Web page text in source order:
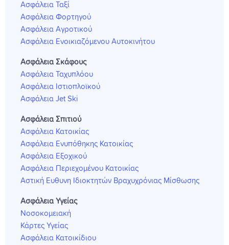
Ασφάλεια Ταξί
Ασφάλεια Φορτηγού
Ασφάλεια Αγροτικού
Ασφάλεια Ενοικιαζόμενου Αυτοκινήτου
Ασφάλεια Σκάφους
Ασφάλεια Ταχυπλόου
Ασφάλεια Ιστιοπλοϊκού
Ασφάλεια Jet Ski
Ασφάλεια Σπιτιού
Ασφάλεια Κατοικίας
Ασφάλεια Ενυπόθηκης Κατοικίας
Ασφάλεια Εξοχικού
Ασφάλεια Περιεχομένου Κατοικίας
Αστική Ευθυνη Ιδιοκτητών Βραχυχρόνιας Μίσθωσης
Ασφάλεια Υγείας
Νοσοκομειακή
Κάρτες Υγείας
Ασφάλεια Κατοικίδιου